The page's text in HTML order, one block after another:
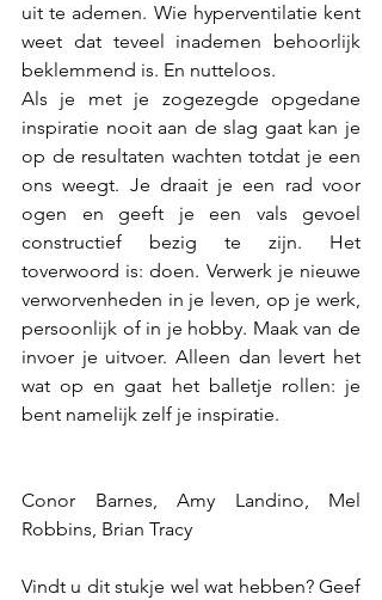
uit te ademen. Wie hyperventilatie kent
weet dat teveel inademen behoorlijk
beklemmend is. En nutteloos.
Als je met je zogezegde opgedane
inspiratie nooit aan de slag gaat kan je
op de resultaten wachten totdat je een
ons weegt. Je draait je een rad voor
ogen en geeft je een vals gevoel
constructief bezig te zijn. Het
toverwoord is: doen. Verwerk je nieuwe
verworvenheden in je leven, op je werk,
persoonlijk of in je hobby. Maak van de
invoer je uitvoer. Alleen dan levert het
wat op en gaat het balletje rollen: je
bent namelijk zelf je inspiratie.
Conor Barnes, Amy Landino, Mel
Robbins, Brian Tracy
Vindt u dit stukje wel wat hebben? Geef